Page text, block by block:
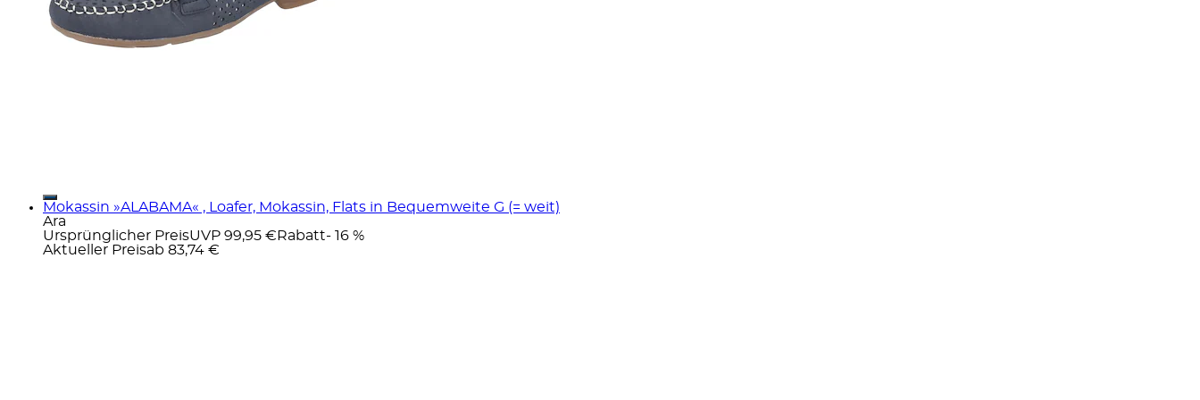
Mokassin »ALABAMA« , Loafer, Mokassin, Flats in Bequemweite G (= weit)
Ara
Ursprünglicher PreisUVP 99,95 € Rabatt- 16 %
Aktueller Preisab 83,74 €